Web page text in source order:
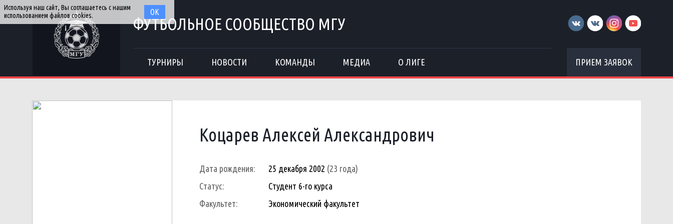
ФУТБОЛЬНОЕ СООБЩЕСТВО МГУ
ТУРНИРЫ НОВОСТИ КОМАНДЫ МЕДИА О ЛИГЕ ПРИЕМ ЗАЯВОК
Коцарев Алексей Александрович
Дата рождения: 25 декабря 2002 (23 года)
Статус:
Студент 6-го курса
Факультет:
Экономический факультет
Используя наш сайт, Вы соглашаетесь с нашим
использованием файлов cookies.
ОК